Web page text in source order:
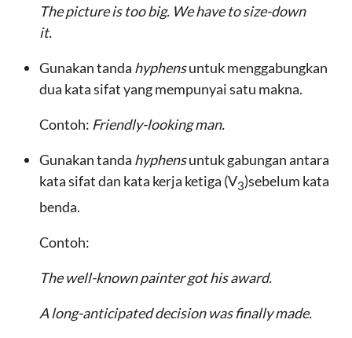
The picture is too big. We have to size-down
it.
Gunakan tanda hyphensuntuk menggabungkan
dua kata sifat yang mempunyai satu makna.
Contoh: Friendly-looking man.
Gunakan tanda hyphensuntuk gabungan antara
kata sifat dan kata kerja ketiga (V3)sebelum kata
benda.
Contoh:
The well-known painter got his award.
A long-anticipated decision was finally made.